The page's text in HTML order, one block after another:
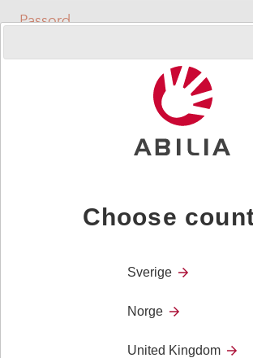
Passord
Need login?
Manager at AbiliaChoose
Sverige
Norge
United Kingdom